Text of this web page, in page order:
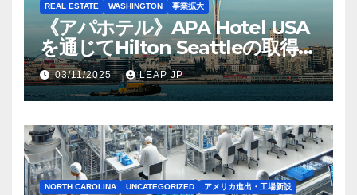
REAL ESTATE WASHINGTON 事業拡大
《アパホテル》APA Hotel USA
を通じてHilton Seattleの取得を
完了
03/11/2025 LEAP JP
NORTH CAROLINA UNCATEGORIZED アメリカ進出・工場新設